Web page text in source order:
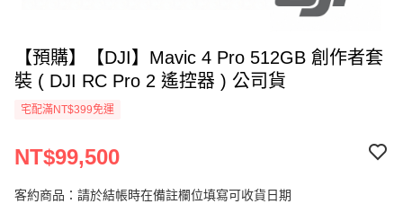
【預購】【DJI】Mavic 4 Pro 512GB 創作者套
裝 ( DJI RC Pro 2 遙控器 ) 公司貨
宅配滿NT$399免運
NT$99,500
客約商品：請於結帳時在備註欄位填寫可收貨日期